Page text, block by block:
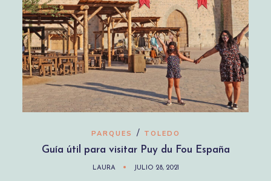
PARQUES / TOLEDO
Guía útil para visitar Puy du Fou España
LAURA JULIO 28, 2021